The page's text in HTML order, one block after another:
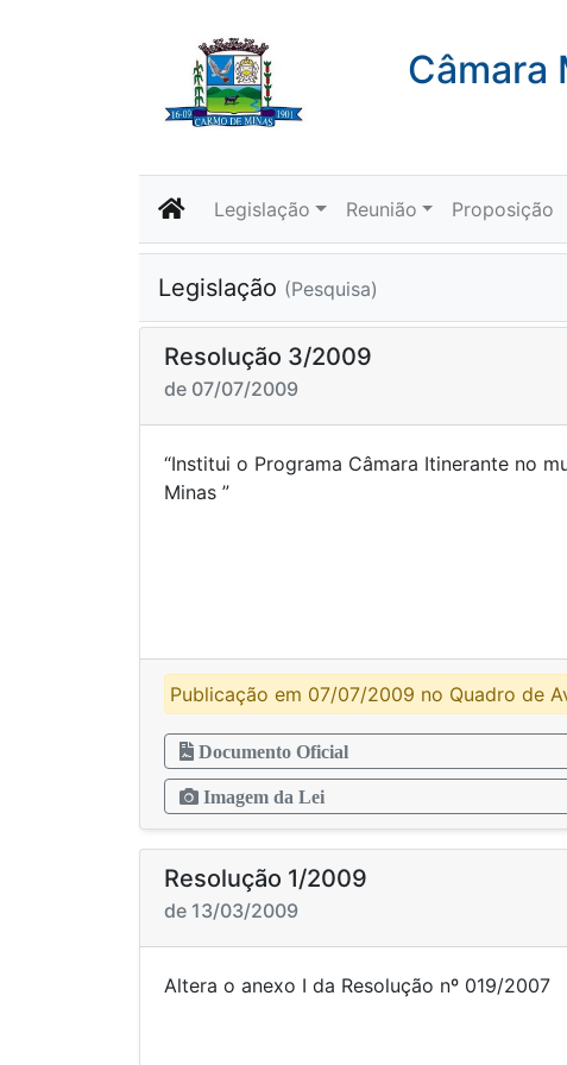
Câmara
Legislação Reunião Proposição
Legislação (Pesquisa)
Resolução 3/2009
de 07/07/2009
“Institui o Programa Câmara Itinerante no
Publicação em 07/07/2009 no Quadro de
Documento Oficial
Imagem da Lei
Resolução 1/2009
de 13/03/2009
Altera o anexo I da